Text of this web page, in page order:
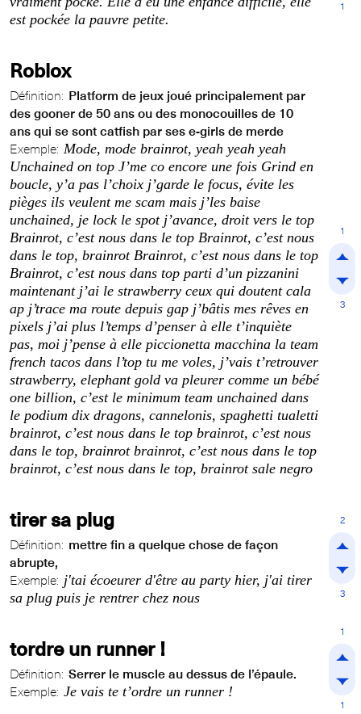
est pockée la pauvre petite.
1
Roblox
Définition: Platform de jeux joué principalement par
des gooner de 50 ans ou des monocouilles de 10
ans qui se sont catfish par ses e-girls de merde
Exemple: Mode, mode brainrot, yeah yeah yeah
Unchained on top J’me co encore une fois Grind en
boucle, y’a pas l’choix j’garde le focus, évite les
pièges ils veulent me scam mais j’les baise
unchained, je lock le spot j’avance, droit vers le top
Brainrot, c’est nous dans le top Brainrot, c’est nous
dans le top, brainrot Brainrot, c’est nous dans le top
Brainrot, c’est nous dans top parti d’un pizzanini
maintenant j’ai le strawberry ceux qui doutent cala
ap j’trace ma route depuis gap j’bâtis mes rêves en
pixels j’ai plus l’temps d’penser à elle t’inquiète
pas, moi j’pense à elle piccionetta macchina la team
french tacos dans l’top tu me voles, j’vais t’retrouver
strawberry, elephant gold va pleurer comme un bébé
one billion, c’est le minimum team unchained dans
le podium dix dragons, cannelonis, spaghetti tualetti
brainrot, c’est nous dans le top brainrot, c’est nous
dans le top, brainrot brainrot, c’est nous dans le top
brainrot, c’est nous dans le top, brainrot sale negro
1
3
tirer sa plug
Définition: mettre fin a quelque chose de façon
abrupte,
Exemple: j'tai écoeurer d'être au party hier, j'ai tirer
sa plug puis je rentrer chez nous
2
3
tordre un runner !
Définition: Serrer le muscle au dessus de l’épaule.
Exemple: Je vais te t’ordre un runner !
1
1